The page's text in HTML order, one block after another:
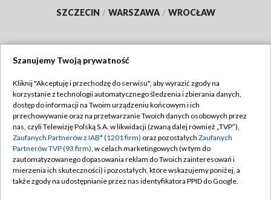
SZCZECIN / WARSZAWA / WROCŁAW
TVP
Abonament TVP
Emisja w TVP
Centrum informacji TVP
Naziemna Telewizja Cyfrowa
Regulamin TVP
Polityka prywatności
Moje zgody
Pomoc
Szanujemy Twoją prywatność
Kliknij "Akceptuję i przechodzę do serwisu", aby wyrazić zgody na
korzystanie z technologii automatycznego śledzenia i zbierania danych,
dostęp do informacji na Twoim urządzeniu końcowym i ich
przechowywanie oraz na przetwarzanie Twoich danych osobowych przez
nas, czyli Telewizję Polską S.A. w likwidacji (zwaną dalej również „TVP”),
Zaufanych Partnerów z IAB* (1201 firm) oraz pozostałych Zaufanych
Partnerów TVP (93 firm), w celach marketingowych (w tym do
zautomatyzowanego dopasowania reklam do Twoich zainteresowań i
mierzenia ich skuteczności) i pozostałych, które wskazujemy poniżej, a
także zgody na udostępnianie przez nas identyfikatora PPID do Google.